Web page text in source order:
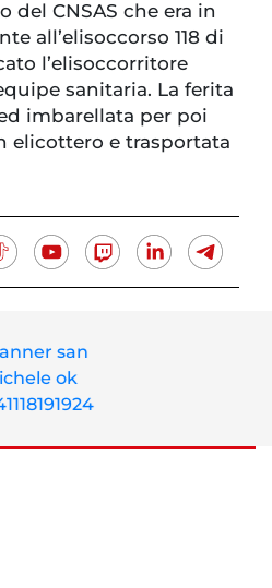
del CNSAS che era in
all’elisoccorso 118 di
l’elisoccorritore
sanitaria. La ferita
imbarellata per poi
elicottero e trasportata